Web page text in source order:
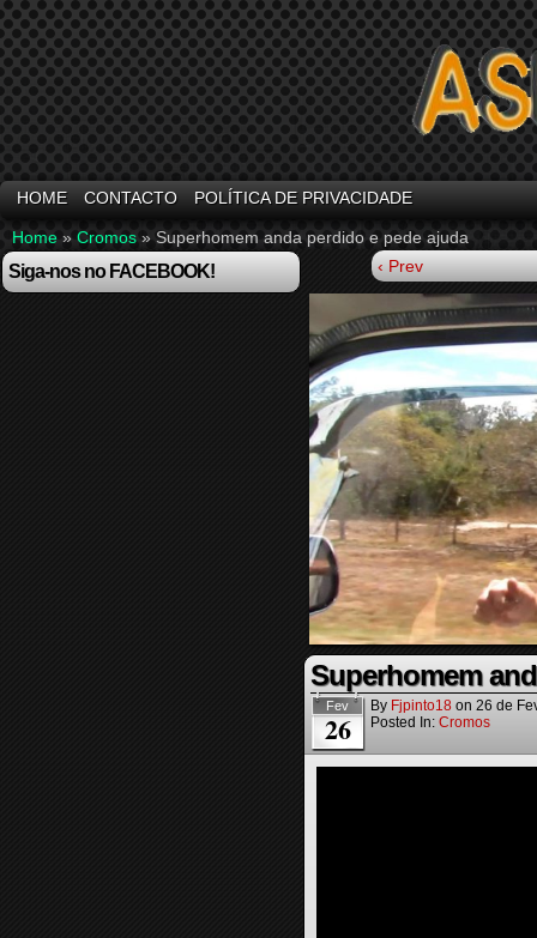
HOME CONTACTO POLÍTICA DE PRIVACIDADE
Home » Cromos » Superhomem anda perdido e pede ajuda
Siga-nos no FACEBOOK! ‹ Prev
Superhomem
Fev
26
By Fjpinto18 on 26 de
Posted In: Cromos